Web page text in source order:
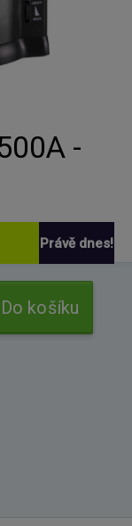
-
Právě dnes!
Do košíku